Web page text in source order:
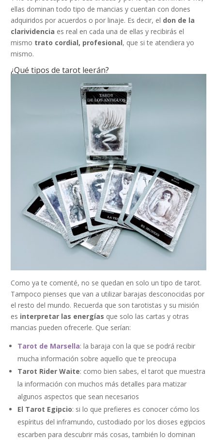
ellas dominan todo tipo de mancias y cuentan con dones
adquiridos por acuerdos o por linaje. Es decir, el don de la
clarividencia es real en cada una de ellas y recibirás el
mismo trato cordial, profesional, que si te atendiera yo
mismo.
¿Qué tipos de tarot leerán?
Como ya te comenté, no se quedan en solo un tipo de tarot.
Tampoco pienses que van a utilizar barajas desconocidas por
el resto del mundo. Recuerda que son tarotistas y su misión
es interpretar las energías que solo las cartas y otras
mancias pueden ofrecerle. Que serían:
Tarot de Marsella: la baraja con la que se podrá recibir
mucha información sobre aquello que te preocupa
Tarot Rider Waite: como bien sabes, el tarot que muestra
la información con muchos más detalles para matizar
algunos aspectos que sean necesarios
El Tarot Egipcio: si lo que prefieres es conocer cómo los
espíritus del inframundo, custodiado por los dioses egipcios
escarben para descubrir más cosas, también lo dominan